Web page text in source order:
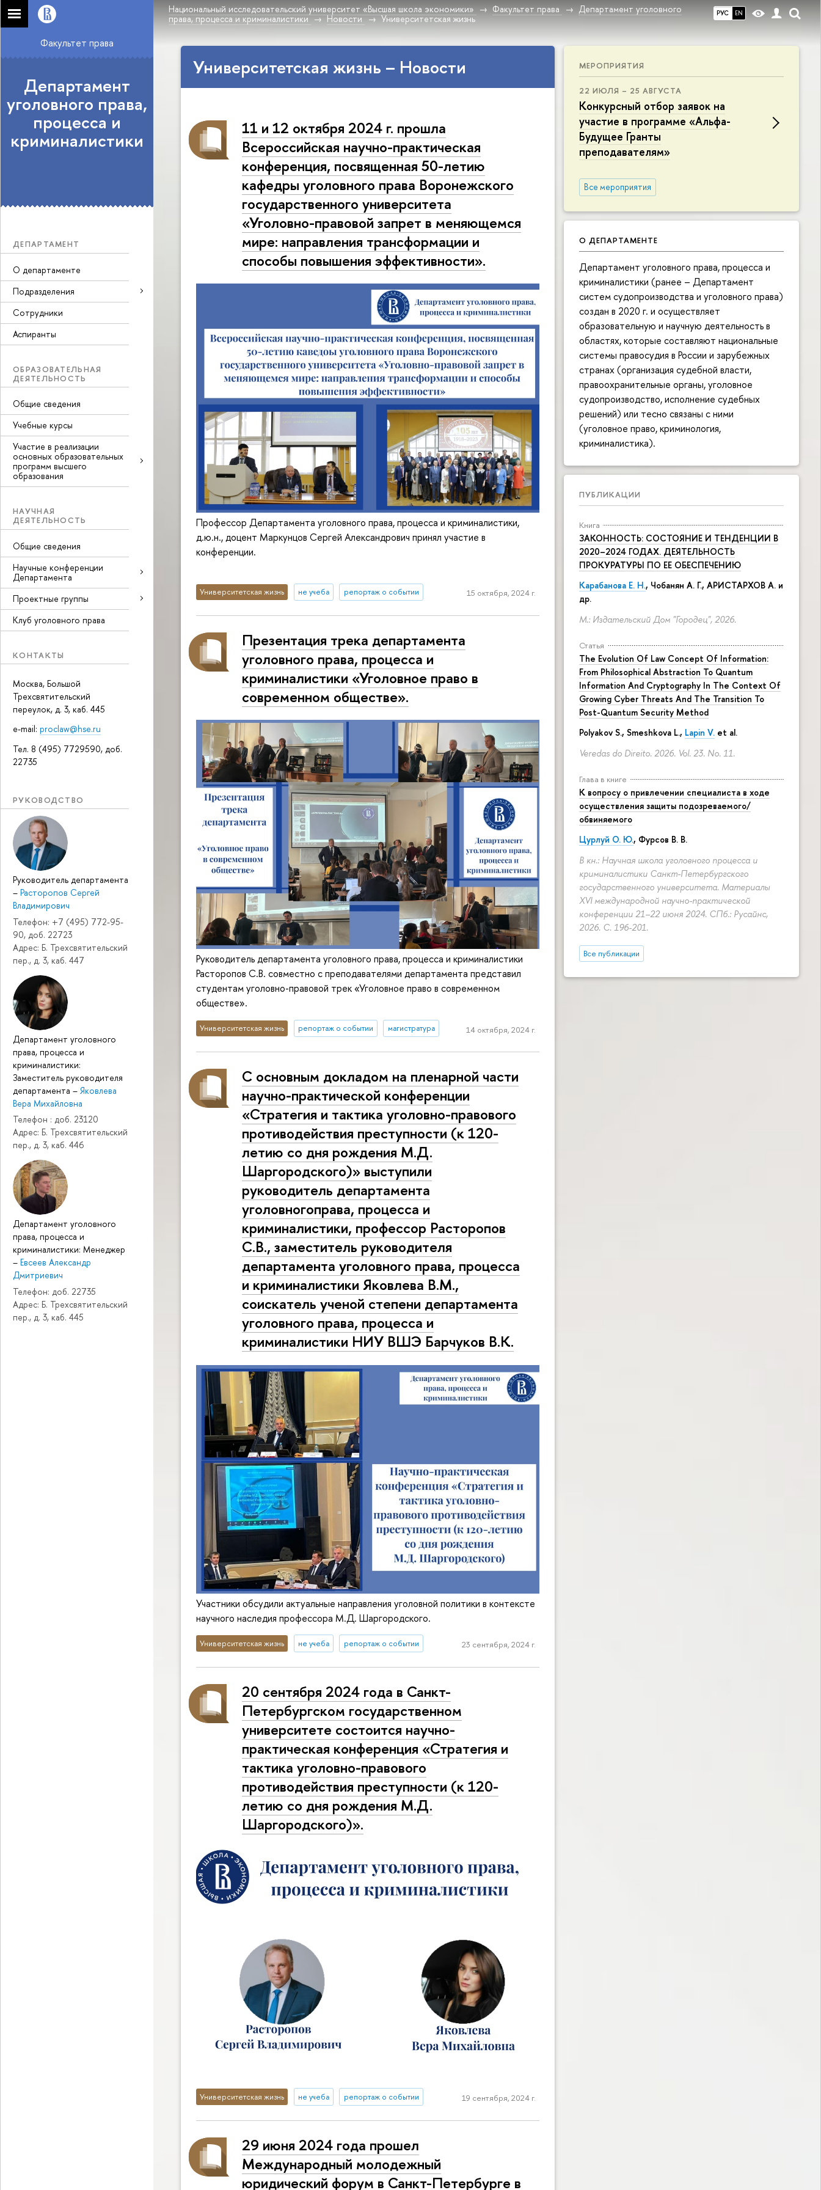
РУС EN
Национальный исследовательский университет «Высшая школа экономики» Факультет права
Департамент уголовного
права, процесса и криминалистики
Новости Университетская жизнь
Факультет права
Департамент
уголовного права,
процесса и
криминалистики
ДЕПАРТАМЕНТ
О департаменте
Подразделения
Сотрудники
Аспиранты
ОБРАЗОВАТЕЛЬНАЯ
ДЕЯТЕЛЬНОСТЬ
Общие сведения
Учебные курсы
Участие в реализации
основных образовательных
программ высшего
образования
НАУЧНАЯ
ДЕЯТЕЛЬНОСТЬ
Общие сведения
Научные конференции
Департамента
Проектные группы
Клуб уголовного права
КОНТАКТЫ
Москва, Большой
Трехсвятительский
переулок, д. 3, каб. 445
e-mail: proclaw@hse.ru
Тел. 8 (495) 7729590, доб.
22735
РУКОВОДСТВО
Руководитель департамента
– Расторопов Сергей
Владимирович
Телефон: +7 (495) 772-95-
90, доб. 22723
Адрес: Б. Трехсвятительский
пер., д. 3, каб. 447
Департамент уголовного
права, процесса и
криминалистики:
Заместитель руководителя
департамента – Яковлева
Вера Михайловна
Телефон : доб. 23120
Адрес: Б. Трехсвятительский
пер., д. 3, каб. 446
Департамент уголовного
права, процесса и
криминалистики: Менеджер
– Евсеев Александр
Дмитриевич
Телефон: доб. 22735
Адрес: Б. Трехсвятительский
пер., д. 3, каб. 445
МЕРОПРИЯТИЯ
22 ИЮЛЯ – 25 АВГУСТА
Конкурсный отбор заявок на
участие в программе «Альфа-
Будущее Гранты
преподавателям»
Все мероприятия
О ДЕПАРТАМЕНТЕ
Департамент уголовного права, процесса и
криминалистики (ранее – Департамент
систем судопроизводства и уголовного права)
создан в 2020 г. и осуществляет
образовательную и научную деятельность в
областях, которые составляют национальные
системы правосудия в России и зарубежных
странах (организация судебной власти,
правоохранительные органы, уголовное
судопроизводство, исполнение судебных
решений) или тесно связаны с ними
(уголовное право, криминология,
криминалистика).
ПУБЛИКАЦИИ
Книга
ЗАКОННОСТЬ: СОСТОЯНИЕ И ТЕНДЕНЦИИ В
2020–2024 ГОДАХ. ДЕЯТЕЛЬНОСТЬ
ПРОКУРАТУРЫ ПО ЕЕ ОБЕСПЕЧЕНИЮ
Карабанова Е. Н., Чобанян А. Г., АРИСТАРХОВ А. и
др.
М.: Издательский Дом "Городец", 2026.
Статья
The Evolution Of Law Concept Of Information:
From Philosophical Abstraction To Quantum
Information And Cryptography In The Context Of
Growing Cyber Threats And The Transition To
Post-Quantum Security Method
Polyakov S., Smeshkova L., Lapin V. et al.
Veredas do Direito. 2026. Vol. 23. No. 11.
Глава в книге
К вопросу о привлечении специалиста в ходе
осуществления защиты подозреваемого/
обвиняемого
Цурлуй О. Ю., Фурсов В. В.
В кн.: Научная школа уголовного процесса и
криминалистики Санкт-Петербургского
государственного университета. Материалы
XVI международной научно-практической
конференции 21–22 июня 2024. СПб.: Русайнс,
2026. С. 196-201.
Все публикации
Университетская жизнь – Новости
11 и 12 октября 2024 г. прошла
Всероссийская научно-практическая
конференция, посвященная 50-летию
кафедры уголовного права Воронежского
государственного университета
«Уголовно-правовой запрет в меняющемся
мире: направления трансформации и
способы повышения эффективности».
Профессор Департамента уголовного права, процесса и криминалистики,
д.ю.н., доцент Маркунцов Сергей Александрович принял участие в
конференции.
Университетская жизнь не учеба репортаж о событии 15 октября, 2024 г.
Презентация трека департамента
уголовного права, процесса и
криминалистики «Уголовное право в
современном обществе».
Руководитель департамента уголовного права, процесса и криминалистики
Расторопов С.В. совместно с преподавателями департамента представил
студентам уголовно-правовой трек «Уголовное право в современном
обществе».
Университетская жизнь репортаж о событии магистратура 14 октября, 2024 г.
С основным докладом на пленарной части
научно-практической конференции
«Стратегия и тактика уголовно-правового
противодействия преступности (к 120-
летию со дня рождения М.Д.
Шаргородского)» выступили
руководитель департамента
уголовногоправа, процесса и
криминалистики, профессор Расторопов
С.В., заместитель руководителя
департамента уголовного права, процесса
и криминалистики Яковлева В.М.,
соискатель ученой степени департамента
уголовного права, процесса и
криминалистики НИУ ВШЭ Барчуков В.К.
Участники обсудили актуальные направления уголовной политики в контексте
научного наследия профессора М.Д. Шаргородского.
Университетская жизнь не учеба репортаж о событии 23 сентября, 2024 г.
20 сентября 2024 года в Санкт-
Петербургском государственном
университете состоится научно-
практическая конференция «Стратегия и
тактика уголовно-правового
противодействия преступности (к 120-
летию со дня рождения М.Д.
Шаргородского)».
Университетская жизнь не учеба репортаж о событии 19 сентября, 2024 г.
29 июня 2024 года прошел
Международный молодежный
юридический форум в Санкт-Петербурге в